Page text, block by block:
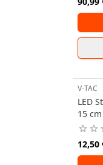
V-TAC
LED
15 cm
12,50